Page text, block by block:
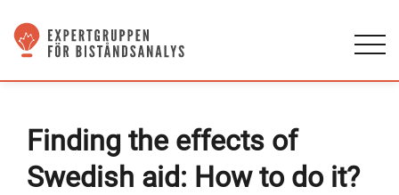
Finding the effects of
Swedish aid: How to do it?